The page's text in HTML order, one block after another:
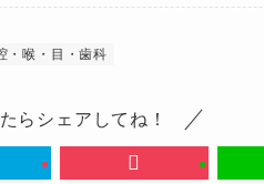
・喉・目・歯科
らシェアしてね！